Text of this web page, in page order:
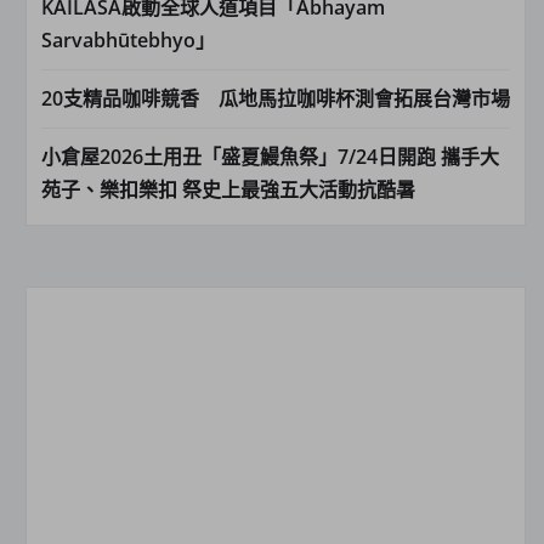
KAILASA啟動全球人道項目「Abhayam
Sarvabhūtebhyo」
20支精品咖啡競香 瓜地馬拉咖啡杯測會拓展台灣市場
小倉屋2026土用丑「盛夏鰻魚祭」7/24日開跑 攜手大
苑子、樂扣樂扣 祭史上最強五大活動抗酷暑